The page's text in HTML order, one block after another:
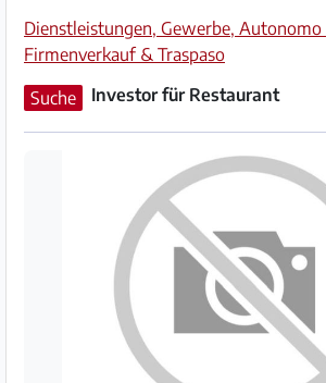
Hilfe
&
Dienstleistungen, Gewerbe, Autonomo
Firmenverkauf & Traspaso
Suche
Investor für Restaurant